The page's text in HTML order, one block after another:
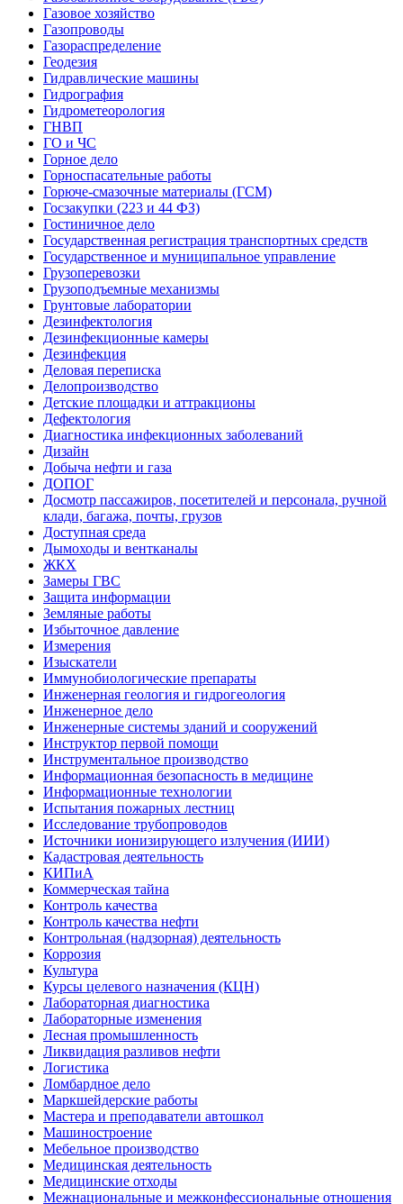
Газовое хозяйство
Газопроводы
Газораспределение
Геодезия
Гидравлические машины
Гидрография
Гидрометеорология
ГНВП
ГО и ЧС
Горное дело
Горноспасательные работы
Горюче-смазочные материалы (ГСМ)
Госзакупки (223 и 44 ФЗ)
Гостиничное дело
Государственная регистрация транспортных средств
Государственное и муниципальное управление
Грузоперевозки
Грузоподъемные механизмы
Грунтовые лаборатории
Дезинфектология
Дезинфекционные камеры
Дезинфекция
Деловая переписка
Делопроизводство
Детские площадки и аттракционы
Дефектология
Диагностика инфекционных заболеваний
Дизайн
Добыча нефти и газа
ДОПОГ
Досмотр пассажиров, посетителей и персонала, ручной
клади, багажа, почты, грузов
Доступная среда
Дымоходы и вентканалы
ЖКХ
Замеры ГВС
Защита информации
Земляные работы
Избыточное давление
Измерения
Изыскатели
Иммунобиологические препараты
Инженерная геология и гидрогеология
Инженерное дело
Инженерные системы зданий и сооружений
Инструктор первой помощи
Инструментальное производство
Информационная безопасность в медицине
Информационные технологии
Испытания пожарных лестниц
Исследование трубопроводов
Источники ионизирующего излучения (ИИИ)
Кадастровая деятельность
КИПиА
Коммерческая тайна
Контроль качества
Контроль качества нефти
Контрольная (надзорная) деятельность
Коррозия
Культура
Курсы целевого назначения (КЦН)
Лабораторная диагностика
Лабораторные изменения
Лесная промышленность
Ликвидация разливов нефти
Логистика
Ломбардное дело
Маркшейдерские работы
Мастера и преподаватели автошкол
Машиностроение
Мебельное производство
Медицинская деятельность
Медицинские отходы
Межнациональные и межконфессиональные отношения